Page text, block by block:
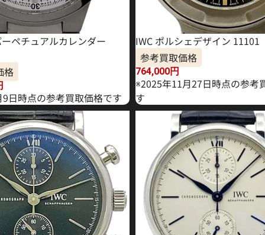
ペチュアルカレンダー
格
日時点の参考買取価格です
IWC ポルシェデザイン 11101
参考買取価格
764,000円
※2025年11月27日時点の参考
す